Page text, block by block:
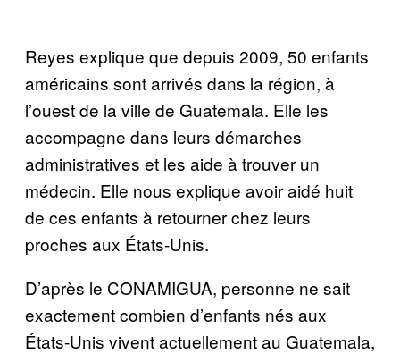
Reyes explique que depuis 2009, 50 enfants
américains sont arrivés dans la région, à
l’ouest de la ville de Guatemala. Elle les
accompagne dans leurs démarches
administratives et les aide à trouver un
médecin. Elle nous explique avoir aidé huit
de ces enfants à retourner chez leurs
proches aux États-Unis.
D’après le CONAMIGUA, personne ne sait
exactement combien d’enfants nés aux
États-Unis vivent actuellement au Guatemala,